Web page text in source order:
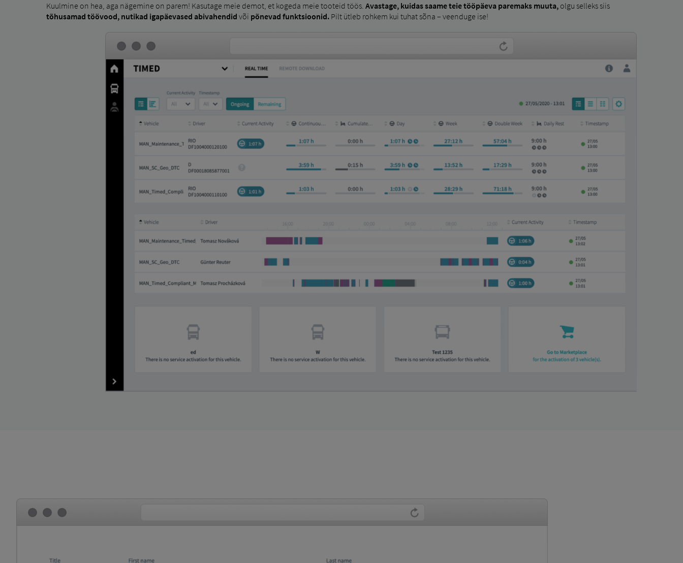
Kuulmine on hea, aga nägemine on parem! Kasutage meie demot, et kogeda meie tooteid töös. Avastage, kuidas saame teie tööpäeva paremaks muuta,olgu selleks siis
tõhusamad töövood, nutikad igapäevased abivahendid või põnevad funktsioonid.Pilt ütleb rohkem kui tuhat sõna – veenduge ise!